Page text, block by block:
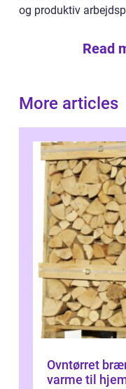
og produktiv
Read
More articles
Ovntørret
varme til